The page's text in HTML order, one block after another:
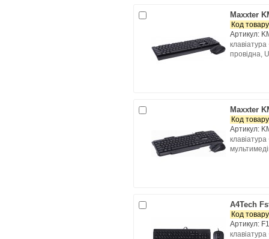
Maxxter
Код
Артикул:
провідна,
Maxxter
Код
Артикул:
A4Tech
Код
Артикул: